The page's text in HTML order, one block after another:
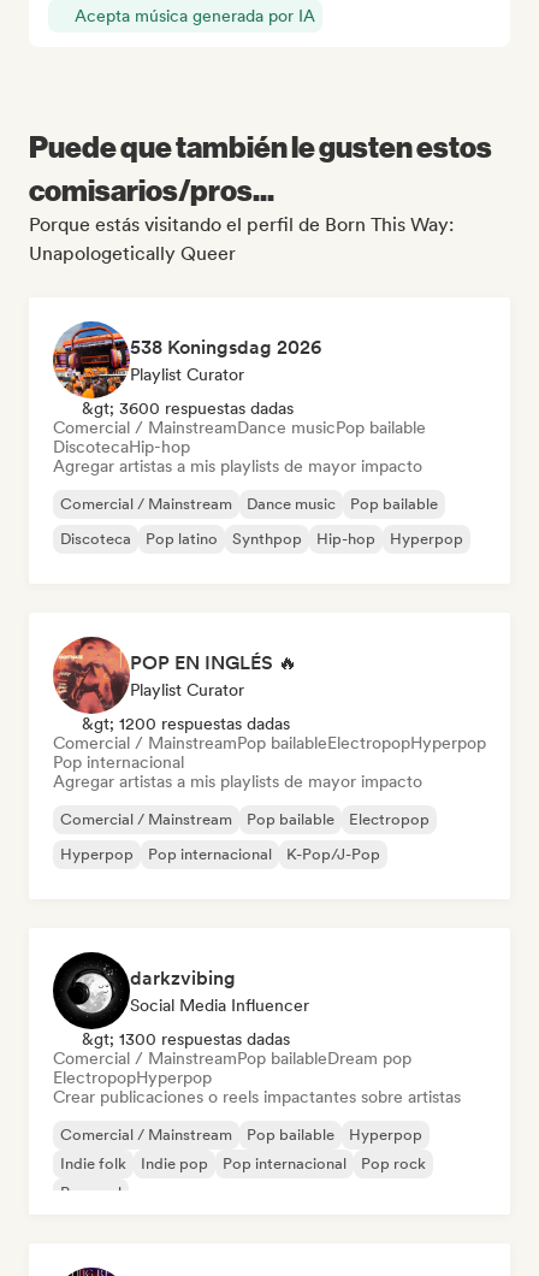
Acepta música generada por IA
Puede que también le gusten estos
comisarios/pros...
Porque estás visitando el perfil de Born This Way:
Unapologetically Queer
538 Koningsdag 2026
Playlist Curator
&gt; 3600 respuestas dadas
Comercial / MainstreamDance musicPop bailable
DiscotecaHip-hop
Agregar artistas a mis playlists de mayor impacto
Comercial / Mainstream Dance music
Pop bailable
Discoteca
Pop latino Synthpop Hip-hop Hyperpop
POP EN INGLÉS 🔥
Playlist Curator
&gt; 1200 respuestas dadas
Comercial / MainstreamPop bailableElectropopHyperpop
Pop internacional
Agregar artistas a mis playlists de mayor impacto
Comercial / Mainstream Pop bailable
Electropop
Hyperpop
Pop internacional K-Pop/J-Pop
darkzvibing
Social Media Influencer
&gt; 1300 respuestas dadas
Comercial / MainstreamPop bailableDream pop
ElectropopHyperpop
Crear publicaciones o reels impactantes sobre artistas
Comercial / Mainstream Pop bailable
Hyperpop
Indie folk
Indie pop Pop internacional
Pop rock
Pop soul